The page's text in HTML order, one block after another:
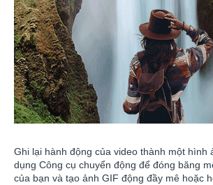
Ghi lại hành động của video thành một hình
dụng Công cụ chuyển động để đóng băng
của bạn và tạo ảnh GIF động đầy mê hoặc